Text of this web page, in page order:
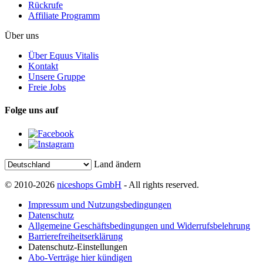
Rückrufe
Affiliate Programm
Über uns
Über Equus Vitalis
Kontakt
Unsere Gruppe
Freie Jobs
Folge uns auf
Land ändern
© 2010-2026 niceshops GmbH - All rights reserved.
Impressum und Nutzungsbedingungen
Datenschutz
Allgemeine Geschäftsbedingungen und Widerrufsbelehrung
Barrierefreiheitserklärung
Datenschutz-Einstellungen
Abo-Verträge hier kündigen